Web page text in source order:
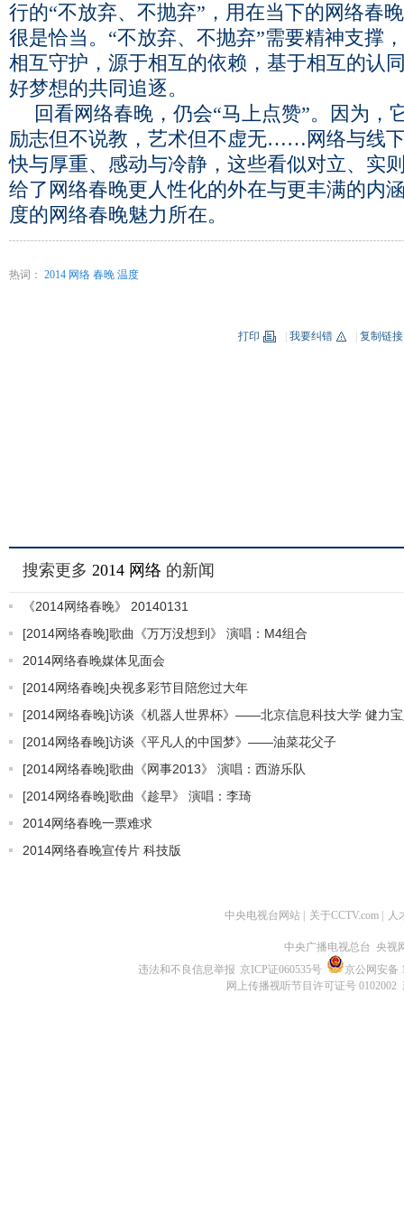
行的“不放弃、不抛弃”，用在当下的网络春
很是恰当。“不放弃、不抛弃”需要精神支撑
相互守护，源于相互的依赖，基于相互的认
好梦想的共同追逐。
回看网络春晚，仍会“马上点赞”。因为，
励志但不说教，艺术但不虚无……网络与线
快与厚重、感动与冷静，这些看似对立、实
给了网络春晚更人性化的外在与更丰满的
度的网络春晚魅力所在。
热词： 2014 网络 春晚 温度
打印 我要纠错 复制链接
搜索更多 2014 网络 的新闻
《2014网络春晚》 20140131
[2014网络春晚]歌曲《万万没想到》 演唱：M4组合
2014网络春晚媒体见面会
[2014网络春晚]央视多彩节目陪您过大年
[2014网络春晚]访谈《机器人世界杯》——北京信息科技大学 健力
[2014网络春晚]访谈《平凡人的中国梦》——油菜花父子
[2014网络春晚]歌曲《网事2013》 演唱：西游乐队
[2014网络春晚]歌曲《趁早》 演唱：李琦
2014网络春晚一票难求
2014网络春晚宣传片 科技版
中央电视台网站 关于CCTV.com 人
中央广播电视总台 央视
违法和不良信息举报 京ICP证060535号
京公网安备
网上传播视听节目许可证号 0102002